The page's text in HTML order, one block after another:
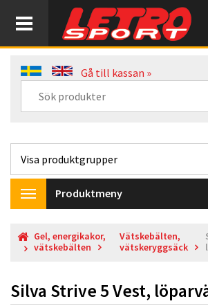
Gå till kassan »
Toggle
navigation
Produktmeny
Gel, energikakor,
vätskebälten
Vätskebälten,
vätskeryggsäck
Silva Strive 5 Vest,